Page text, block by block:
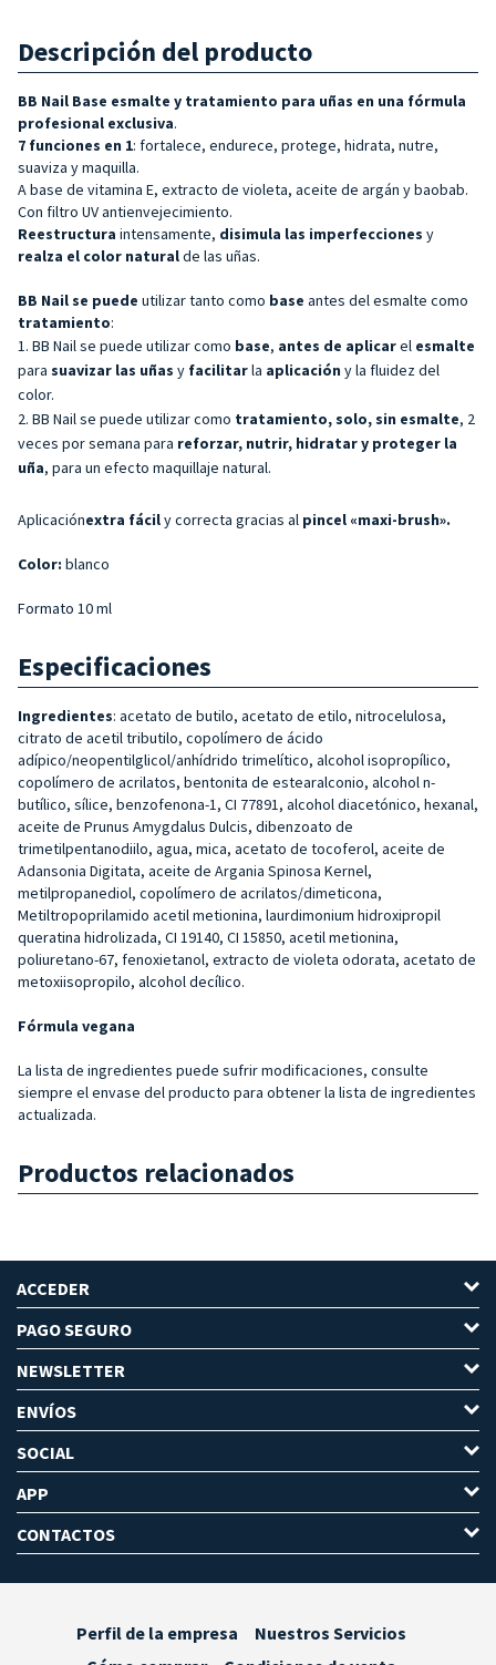
Descripción del producto
BB Nail Base esmalte y tratamiento para uñas en una fórmula
profesional exclusiva.
7 funciones en 1: fortalece, endurece, protege, hidrata, nutre,
suaviza y maquilla.
A base de vitamina E, extracto de violeta, aceite de argán y baobab.
Con filtro UV antienvejecimiento.
Reestructura intensamente, disimula las imperfecciones y
realza el color naturalde las uñas.
BB Nail se puede utilizar tanto como base antes del esmalte como
tratamiento:
BB Nail se puede utilizar como base, antes de aplicarel esmalte
para suavizar las uñas y facilitarla aplicación y la fluidez del
color.
BB Nail se puede utilizar como tratamiento,solo, sin esmalte, 2
veces por semana para reforzar, nutrir, hidratar y proteger la
uña, para un efecto maquillaje natural.
Aplicaciónextra fácily correcta gracias al pincel «maxi-brush».
Color: blanco
Formato 10 ml
Especificaciones
Ingredientes: acetato de butilo, acetato de etilo, nitrocelulosa,
citrato de acetil tributilo, copolímero de ácido
adípico/neopentilglicol/anhídrido trimelítico, alcohol isopropílico,
copolímero de acrilatos, bentonita de estearalconio, alcohol n-
butílico, sílice, benzofenona-1, CI 77891, alcohol diacetónico, hexanal,
aceite de Prunus Amygdalus Dulcis, dibenzoato de
trimetilpentanodiilo, agua, mica, acetato de tocoferol, aceite de
Adansonia Digitata, aceite de Argania Spinosa Kernel,
metilpropanediol, copolímero de acrilatos/dimeticona,
Metiltropoprilamido acetil metionina, laurdimonium hidroxipropil
queratina hidrolizada, CI 19140, CI 15850, acetil metionina,
poliuretano-67, fenoxietanol, extracto de violeta odorata, acetato de
metoxiisopropilo, alcohol decílico.
Fórmula vegana
La lista de ingredientes puede sufrir modificaciones, consulte
siempre el envase del producto para obtener la lista de ingredientes
actualizada.
Productos relacionados
ACCEDER
PAGO SEGURO
NEWSLETTER
ENVÍOS
SOCIAL
APP
CONTACTOS
Perfil de la empresa
Nuestros Servicios